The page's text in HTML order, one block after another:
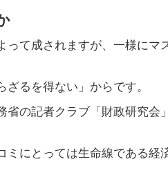
って成されますが、一様にマ
るを得ない」からです。
の記者クラブ「財政研究会
にとっては生命線である経